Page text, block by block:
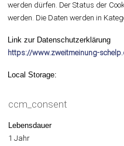
werden dürfen. Der Status der
werden. Die Daten werden in
Link zur Datenschutzerklärung
https://www.zweitmeinung-
Local Storage:
ccm_consent
Lebensdauer
1 Jahr